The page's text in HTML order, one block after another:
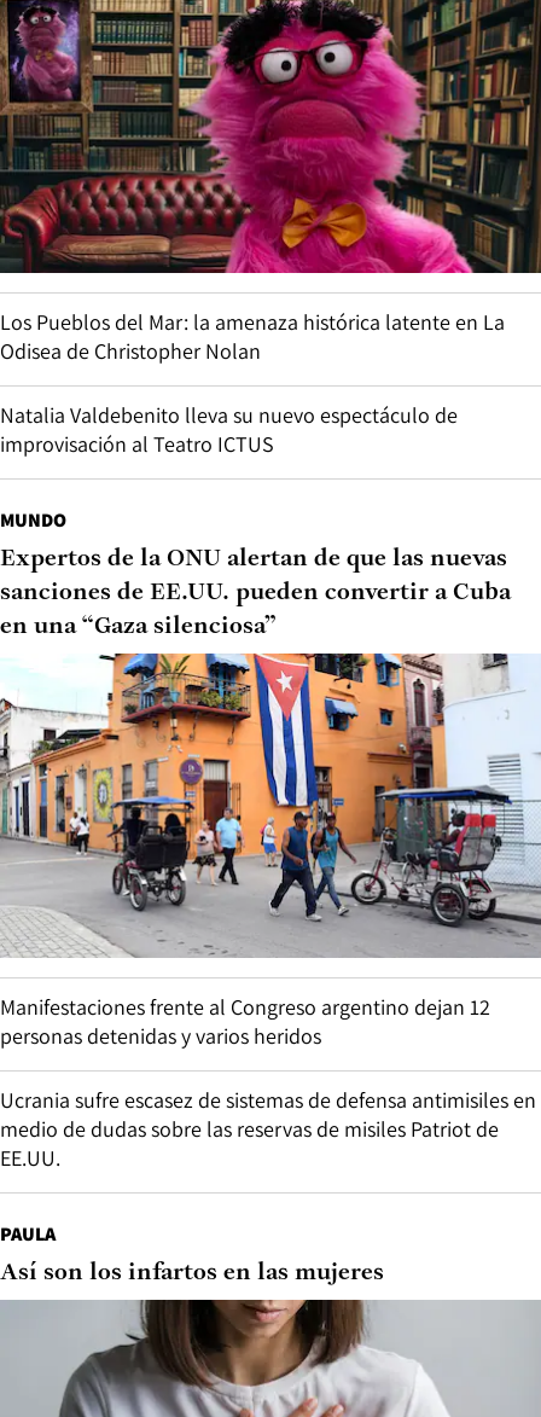
Los Pueblos del Mar: la amenaza histórica latente en La
Odisea de Christopher Nolan
Natalia Valdebenito lleva su nuevo espectáculo de
improvisación al Teatro ICTUS
MUNDO
Expertos de la ONU alertan de que las nuevas
sanciones de EE.UU. pueden convertir a Cuba
en una “Gaza silenciosa”
Manifestaciones frente al Congreso argentino dejan 12
personas detenidas y varios heridos
Ucrania sufre escasez de sistemas de defensa antimisiles en
medio de dudas sobre las reservas de misiles Patriot de
EE.UU.
PAULA
Así son los infartos en las mujeres